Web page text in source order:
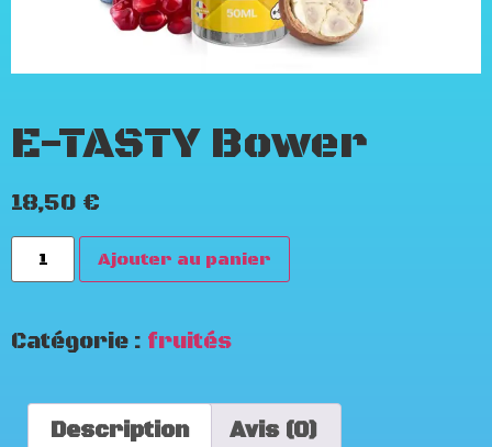
E-TASTY Bower
18,50 €
Ajouter au panier
Catégorie : fruités
Description Avis (0)